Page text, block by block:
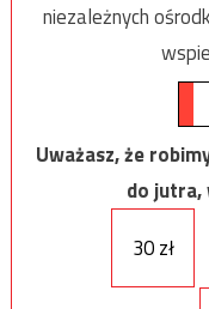
niezależnych
Uważasz, że
do jutra,
30 zł